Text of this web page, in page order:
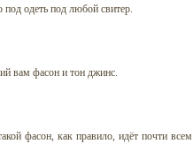
одеть под любой свитер.
вам фасон и тон джинс.
фасон, как правило, идёт почти всем